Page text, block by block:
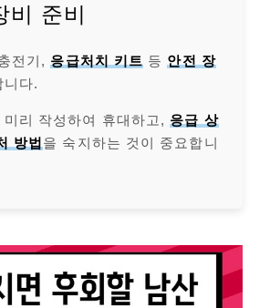
비 준비
전기, 응급처치 키트 등 안전 장
니다.
미리 작성하여 휴대하고, 응급 상
방법 을 숙지하는 것이 중요합니